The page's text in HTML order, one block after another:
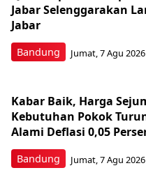
Bandung
Jabar Selenggarakan
Jabar
Jumat, 7 Agu
Bandung
Kabar Baik, Harga
Kebutuhan Pokok
Alami Deflasi 0,05
Jumat, 7 Agu